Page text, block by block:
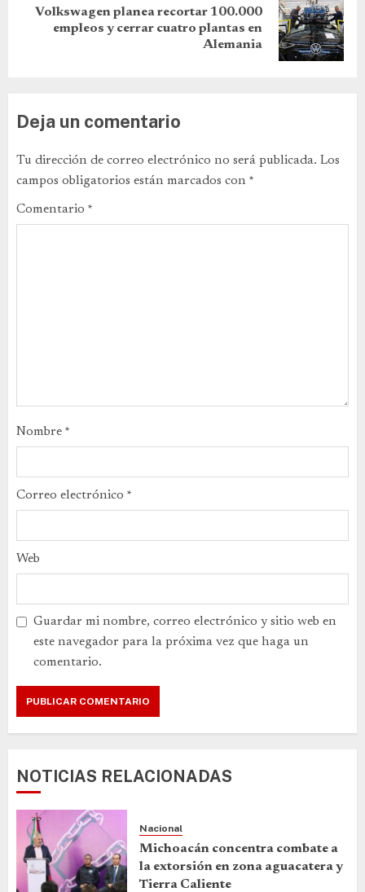
Volkswagen planea recortar 100.000
empleos y cerrar cuatro plantas en
Alemania
Deja un comentario
Tu dirección de correo electrónico no será publicada. Los
campos obligatorios están marcados con *
Comentario *
Nombre *
Correo electrónico *
Web
Guardar mi nombre, correo electrónico y sitio web en
este navegador para la próxima vez que haga un
comentario.
NOTICIAS RELACIONADAS
Nacional
Michoacán concentra combate a
la extorsión en zona aguacatera y
Tierra Caliente